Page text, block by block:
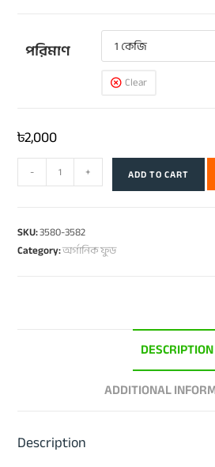
পরিমাণ
Clear
৳2,000
- + ADD TO CART
SKU:3580-3582
Category:অর্গানিক ফুড
DESCRIPTION
ADDITIONAL
Description